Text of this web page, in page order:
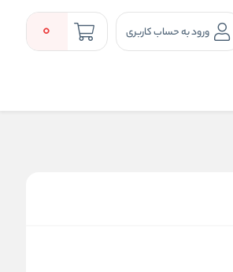
ورود به حساب کاربری 0